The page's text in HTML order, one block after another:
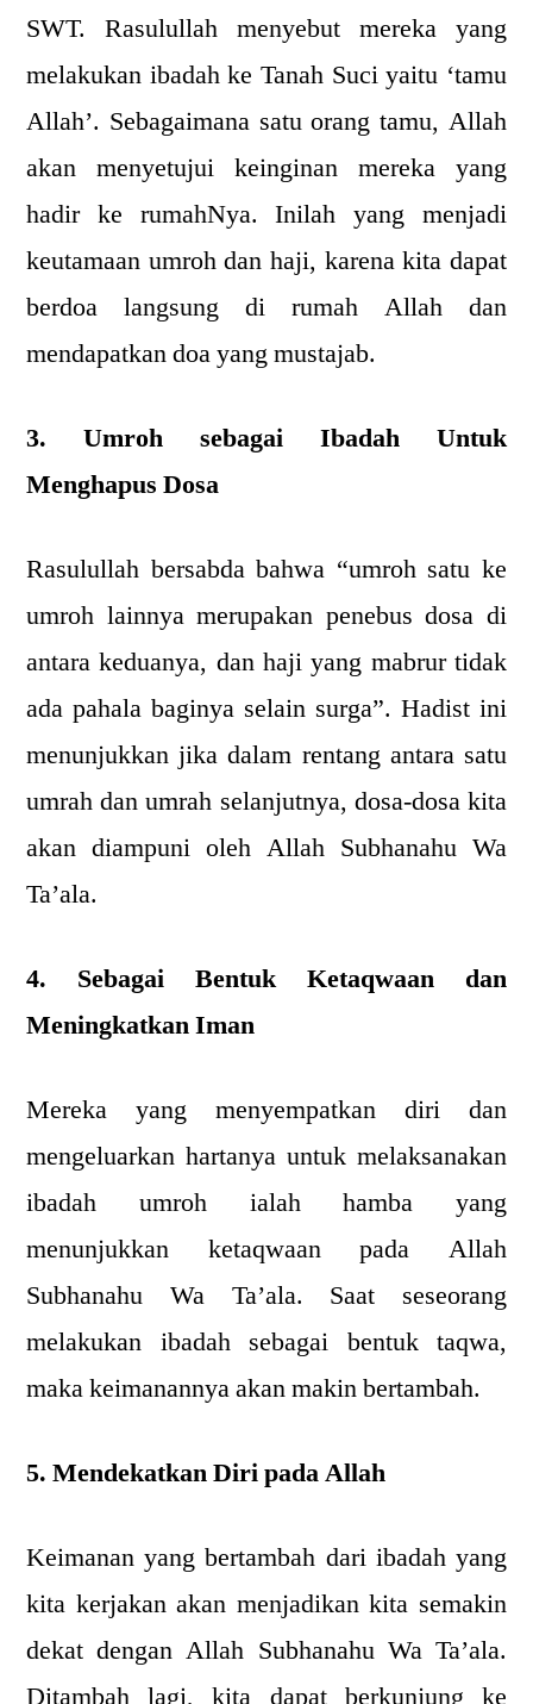
SWT. Rasulullah menyebut mereka yang
melakukan ibadah ke Tanah Suci yaitu ‘tamu
Allah’. Sebagaimana satu orang tamu, Allah
akan menyetujui keinginan mereka yang
hadir ke rumahNya. Inilah yang menjadi
keutamaan umroh dan haji, karena kita dapat
berdoa langsung di rumah Allah dan
mendapatkan doa yang mustajab.
3. Umroh sebagai Ibadah Untuk
Menghapus Dosa
Rasulullah bersabda bahwa “umroh satu ke
umroh lainnya merupakan penebus dosa di
antara keduanya, dan haji yang mabrur tidak
ada pahala baginya selain surga”. Hadist ini
menunjukkan jika dalam rentang antara satu
umrah dan umrah selanjutnya, dosa-dosa kita
akan diampuni oleh Allah Subhanahu Wa
Ta’ala.
4. Sebagai Bentuk Ketaqwaan dan
Meningkatkan Iman
Mereka yang menyempatkan diri dan
mengeluarkan hartanya untuk melaksanakan
ibadah umroh ialah hamba yang
menunjukkan ketaqwaan pada Allah
Subhanahu Wa Ta’ala. Saat seseorang
melakukan ibadah sebagai bentuk taqwa,
maka keimanannya akan makin bertambah.
5. Mendekatkan Diri pada Allah
Keimanan yang bertambah dari ibadah yang
kita kerjakan akan menjadikan kita semakin
dekat dengan Allah Subhanahu Wa Ta’ala.
Ditambah lagi, kita dapat berkunjung ke